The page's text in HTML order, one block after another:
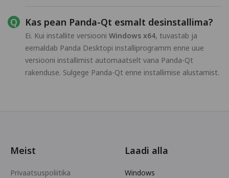
Kas pean Panda-Qt esmalt desinstallima?
Ei. Kui installite versiooni Windows x64, tuvastab ja
eemaldab Panda Desktopi installiprogramm enne uue
versiooni installimist automaatselt vana Panda-Qt
rakenduse. Sulgege Panda-Qt enne installimise alustamist.
Meist
Privaatsuspoliitika
Laadi alla
Windows